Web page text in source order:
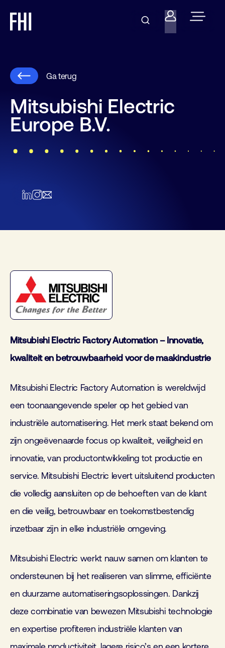
Ga terug
Mitsubishi Electric
Europe B.V.
Mitsubishi Electric Factory Automation – Innovatie,
kwaliteit en betrouwbaarheid voor de maakindustrie
Mitsubishi Electric Factory Automation is wereldwijd
een toonaangevende speler op het gebied van
industriële automatisering. Het merk staat bekend om
zijn ongeëvenaarde focus op kwaliteit, veiligheid en
innovatie, van productontwikkeling tot productie en
service. Mitsubishi Electric levert uitsluitend producten
die volledig aansluiten op de behoeften van de klant
en die veilig, betrouwbaar en toekomstbestendig
inzetbaar zijn in elke industriële omgeving.
Mitsubishi Electric werkt nauw samen om klanten te
ondersteunen bij het realiseren van slimme, efficiënte
en duurzame automatiseringsoplossingen. Dankzij
deze combinatie van bewezen Mitsubishi technologie
en expertise profiteren industriële klanten van